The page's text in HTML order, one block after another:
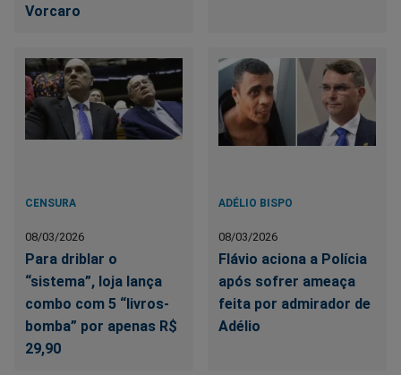
Vorcaro
CENSURA
08/03/2026
Para driblar o
“sistema”, loja lança
combo com 5 “livros-
bomba” por apenas R$
29,90
ADÉLIO BISPO
08/03/2026
Flávio aciona a Polícia
após sofrer ameaça
feita por admirador de
Adélio